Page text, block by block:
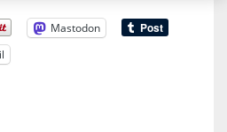
Mastodon